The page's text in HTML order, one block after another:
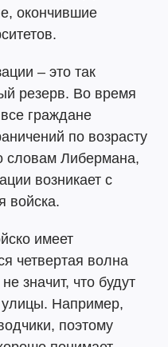
окончившие
– это так
резерв. Во время
граждане
по возрасту
словам Либермана,
возникает с
войска.
имеет
четвертая волна
значит, что будут
улицы. Например,
поэтому